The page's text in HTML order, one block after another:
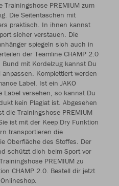
PREMIUM zum
Die Seitentaschen mit
praktisch. In ihnen kannst
sicher verstauen. Die
spiegeln sich auch in
der Teamline CHAMP 2.0
mit Kordelzug kannst Du
Komplettiert werden
Label. Ist ein JAKO
Label versehen, so kannst Du
kein Plagiat ist. Abgesehen
die Trainingshose PREMIUM
ist mit der Keep Dry Funktion
transportieren die
Oberfläche des Stoffes. Der
schützt dich beim Sport vor
PREMIUM zu
CHAMP 2.0. Bestell dir jetzt